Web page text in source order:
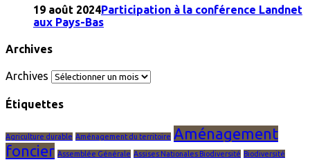
19 août 2024Participation à la conférence Landnet
aux Pays-Bas
Archives
Archives
Étiquettes
Agriculture durable Aménagement du territoire Aménagement
foncier Assemblée Générale Assises Nationales Biodiversité Biodiversité